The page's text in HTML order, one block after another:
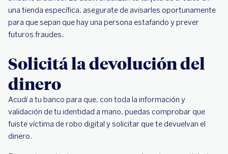
una tienda específica, asegurate de avisarles oportunamente
para que sepan que hay una persona estafando y prever
futuros fraudes.
Solicitá la devolución del
dinero
Acudí a tu banco para que, con toda la información y
validación de tu identidad a mano, puedas comprobar que
fuiste víctima de robo digital y solicitar que te devuelvan el
dinero.